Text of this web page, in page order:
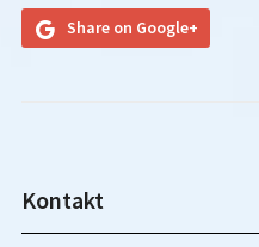
Share on Google+
Kontakt